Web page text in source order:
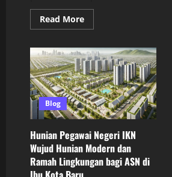
Read MoreRead
more
ASN
di
IKN
Nusantara
Dirancang
Modern
Ramah
Lingkungan
dan
Ditempati
pada
Akhir
2025
Blog
Hunian Pegawai Negeri IKN
Wujud Hunian Modern dan
Ramah Lingkungan bagi ASN di